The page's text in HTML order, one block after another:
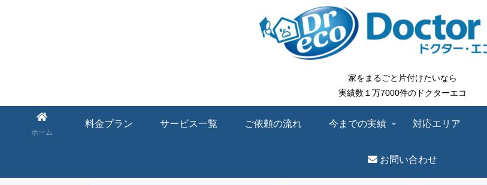
家をまるごと片付けたいなら
実績数１万7000件のドクターエコ
ホーム
料金プラン サービス一覧 ご依頼の流れ 今までの実績 対応エリア
お問い合わせ